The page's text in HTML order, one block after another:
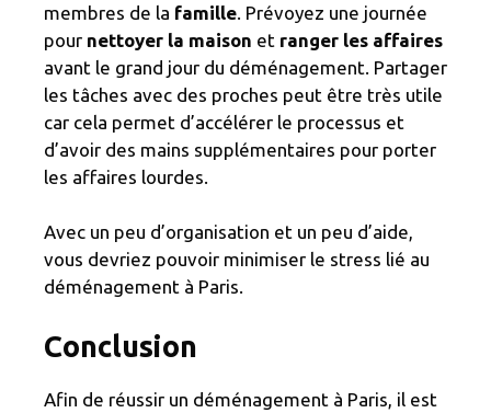
membres de la famille. Prévoyez une journée
pour nettoyer la maison et ranger les affaires
avant le grand jour du déménagement. Partager
les tâches avec des proches peut être très utile
car cela permet d’accélérer le processus et
d’avoir des mains supplémentaires pour porter
les affaires lourdes.
Avec un peu d’organisation et un peu d’aide,
vous devriez pouvoir minimiser le stress lié au
déménagement à Paris.
Conclusion
Afin de réussir un déménagement à Paris, il est